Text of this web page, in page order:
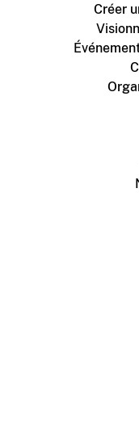
Créer